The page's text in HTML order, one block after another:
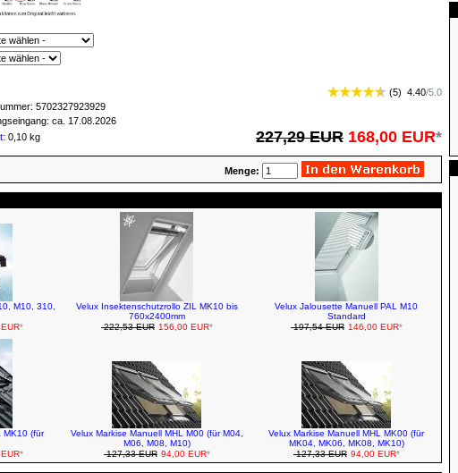
(5) 4.40/5.0
5702327923929
ca. 17.08.2026
: 0,10 kg 227,29 EUR 168,00 EUR*
Menge:
M10, 310,
*
Velux Insektenschutzrollo ZIL MK10 bis
760x2400mm
222,53 EUR 156,00 EUR*
Velux Jalousette Manuell PAL M10
Standard
197,54 EUR 146,00 EUR*
MK10 (für
*
Velux Markise Manuell MHL M00 (für M04,
M06, M08, M10)
127,33 EUR 94,00 EUR*
Velux Markise Manuell MHL MK00 (für
MK04, MK06, MK08, MK10)
127,33 EUR 94,00 EUR*